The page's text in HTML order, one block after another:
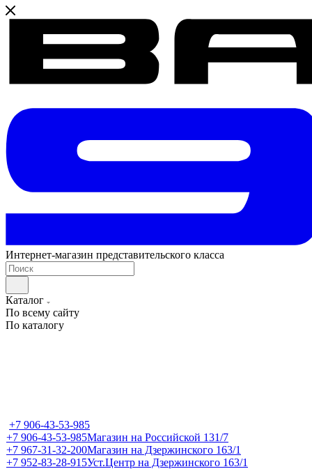
Интернет-магазин представительского класса
Каталог
По всему сайту
По каталогу
+7 906-43-53-985
+7 906-43-53-985Магазин на Российской 131/7
+7 967-31-32-200Магазин на Дзержинского 163/1
+7 952-83-28-915Уст.Центр на Дзержинского 163/1